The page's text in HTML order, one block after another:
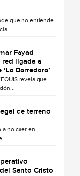
que no entiende.
Fayad
ligada a
Barredora’
revela que
de terreno
a no caer en
Santo Cristo